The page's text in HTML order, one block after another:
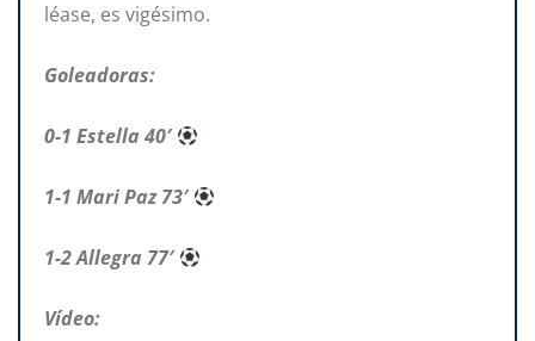
léase, es vigésimo.
Goleadoras:
0-1 Estella 40′
1-1 Mari Paz 73′
1-2 Allegra 77′
Vídeo: